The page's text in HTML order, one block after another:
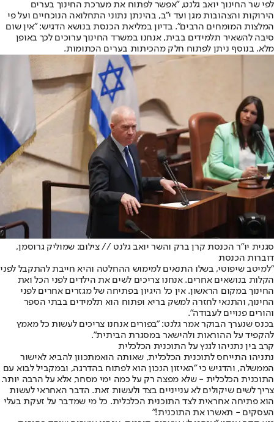
לפי שר החינוך יואב גלנט, "אפשר לפתוח את מערכת החינוך בערים
הירוקות והצהובות מגן ועד י"ב, בהינתן נתוני התחלואה הנוכחיים ועל פי
המלצות המומחים הרבים". בדיון במליאת הכנסת בנושא הדגיש: "אין שום
סיבה להשאיר תלמידים בבית, אנחנו במשרד החינוך ערוכים לכך באופן
מלא. בנוסף ניתן לפתוח חלק מהכיתות בערים הכתומות.
סגנית יו"ר הכנסת קרן ברק והשר יואב גלנט // צילום: שמוליק גרוסמן,
דוברות הכנסת
"למיטב שיפוטי, בשלו התנאים למימוש ההחלטה והיא חייבת להתקבל לפני
הקלות בנושאים אחרים. אנחנו צריכים לשים את הילדים לפני הכל ואת
החינוך במקום הראשון. אין כל היגיון בפתיחה של מגזרים אחרים לפני
החינוך, והתנאי לחזרה למשק בריא ופתוח הוא תלמידים בבתי הספר
והורים פנויים לעבודה".
בכנס שנערך הבוקר אמר גלנט: "בפורים אנחנו צריכים לעשות כל מאמץ
להקפיד על ההוראות ולהישאר במסגרת הביתית".
קרב בין נתניהו לגנץ על התוכנית הכלכלית
נתניהו התייחס לתוכנית הכלכלית, שאותה הואמתכוון להביא לאישור
הממשלה, והדגיש כי "האיזון הנכון הוא לפתוח בהדרגה, ובמקביל לבוא עם
התוכנית הכלכלית - שלא מפצה רק על כמה ימי מסחר, אלא על הרבה יותר.
צריך לשים שיקולים לא ענייניים בצד ולעשות זאת. הדבר האחראי לעשות
הוא פתיחה אחראית לצד התוכנית הכלכלית. כל מי שמדבר על זעקת בעלי
העסקים - תאשרו את התוכנית!"